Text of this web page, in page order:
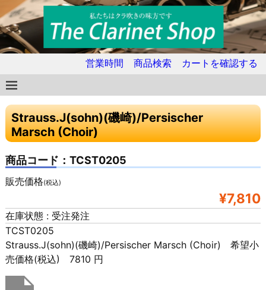
営業時間 商品検索 カートを確認する
Strauss.J(sohn)(磯崎)/Persischer
Marsch (Choir)
商品コード：TCST0205
販売価格(税込)
¥7,810
在庫状態 : 受注発注
TCST0205
Strauss.J(sohn)(磯崎)/Persischer Marsch (Choir) 希望小
売価格(税込) 7810 円